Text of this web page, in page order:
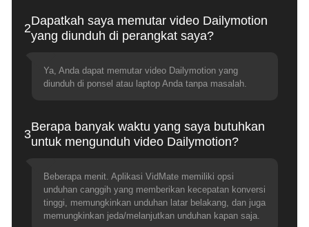
2
Dapatkah saya memutar video Dailymotion
yang diunduh di perangkat saya?
Ya, Anda dapat memutar video Dailymotion yang
diunduh di ponsel atau laptop Anda tanpa masalah.
3
Berapa banyak waktu yang saya butuhkan
untuk mengunduh video Dailymotion?
Beberapa menit. Aplikasi VidMate memiliki opsi
unduhan canggih yang memberikan kecepatan konversi
tinggi, memungkinkan unduhan latar belakang, dan juga
memungkinkan jeda/melanjutkan unduhan kapan saja.